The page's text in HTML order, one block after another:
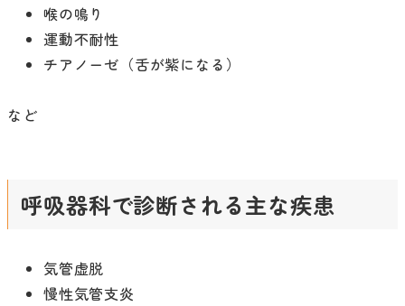
喉の鳴り
運動不耐性
チアノーゼ（舌が紫になる）
など
呼吸器科で診断される主な疾患
気管虚脱
慢性気管支炎